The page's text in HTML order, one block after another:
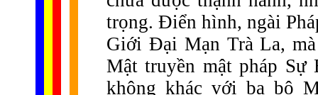
trọng. Điển hình, ngài
Giới Đại Mạn Trà La,
Mật truyền mật pháp
không khác với ba bộ